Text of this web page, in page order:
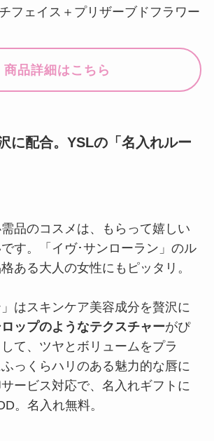
フェイス＋プリザーブドフラワー
商品詳細はこちら
に配合。YSLの「名入れルー
品のコスメは、もらって嬉しい
す。「イヴ･サンローラン」のル
ある大人の女性にもピッタリ。
」はスキンケア美容成分を贅沢に
ップのようなテクスチャーがぴ
て、ツヤとボリュームをプラ
っくらハリのある魅力的な唇に
ービス対応で、名入れギフトに
。名入れ無料。